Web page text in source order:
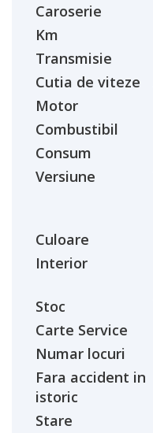
Caroserie
Km
Transmisie
Cutia de viteze
Motor
Combustibil
Consum
Versiune
Culoare
Interior
Stoc
Carte Service
Numar locuri
Fara accident in
istoric
Stare